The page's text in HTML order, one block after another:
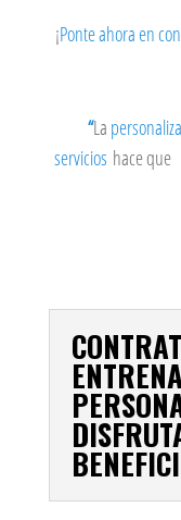
¡Ponte ahora en
“La
servicios hace que